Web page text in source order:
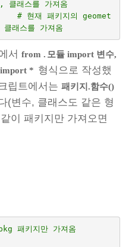
래스를 가져옴
# 현재 패키지의 geomet
래스를 가져옴
서 from . 모듈 import 변수,
* 형식으로 작성했
립트에서는 패키지.함수()
(변수, 클래스도 같은 형
이 패키지만 가져오면
패키지만 가져옴